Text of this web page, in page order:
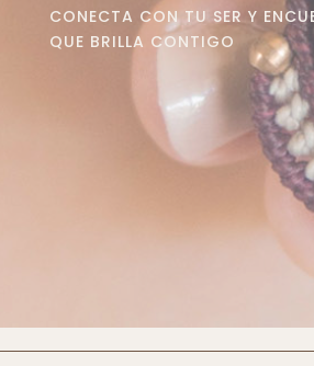
CONECTA CON TU SER Y
QUE BRILLA CONTIGO